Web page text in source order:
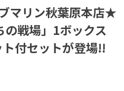
マリン秋葉原本店★
の戦場」1ボックス
付セットが登場!!